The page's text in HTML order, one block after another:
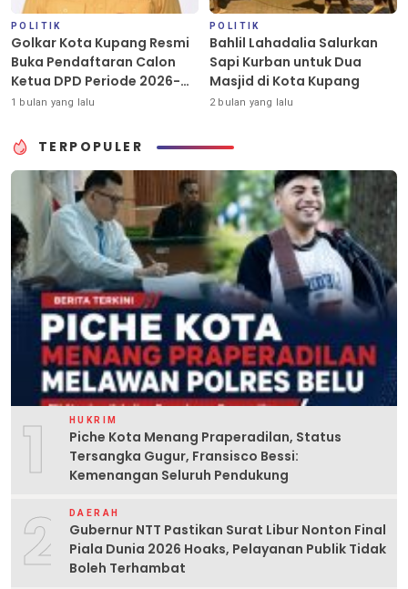
POLITIK
Golkar Kota Kupang Resmi
Buka Pendaftaran Calon
Ketua DPD Periode 2026-
2031
1 bulan yang lalu
POLITIK
Bahlil Lahadalia Salurkan
Sapi Kurban untuk Dua
Masjid di Kota Kupang
2 bulan yang lalu
TERPOPULER
1 HUKRIM
Piche Kota Menang Praperadilan, Status
Tersangka Gugur, Fransisco Bessi:
Kemenangan Seluruh Pendukung
2 DAERAH
Gubernur NTT Pastikan Surat Libur Nonton Final
Piala Dunia 2026 Hoaks, Pelayanan Publik Tidak
Boleh Terhambat